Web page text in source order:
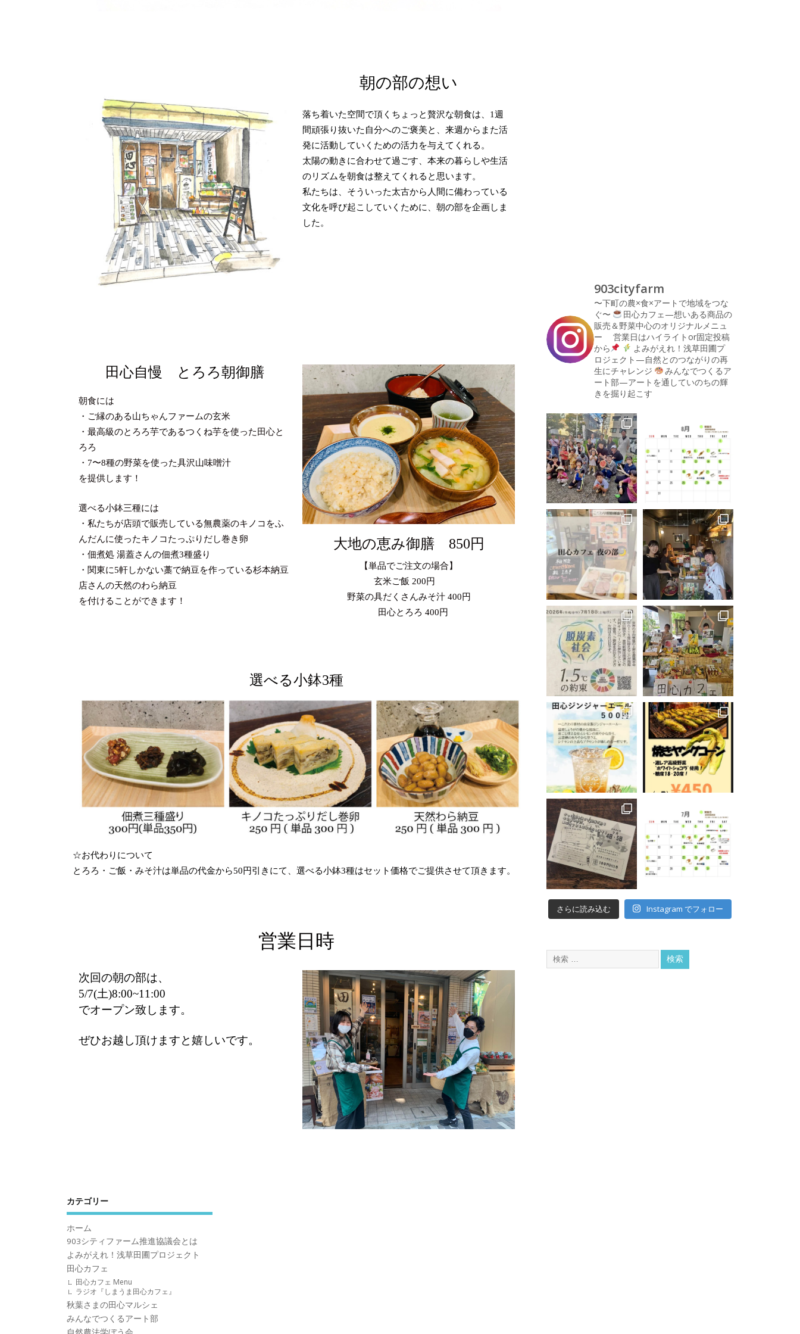
朝の部の想い
落ち着いた空間で頂くちょっと贅沢な朝食は、1週
間頑張り抜いた自分へのご褒美と、来週からまた活
発に活動していくための活力を与えてくれる。
太陽の動きに合わせて過ごす、本来の暮らしや生活
のリズムを朝食は整えてくれると思います。
私たちは、そういった太古から人間に備わっている
文化を呼び起こしていくために、朝の部を企画しま
した。
田心自慢 とろろ朝御膳
朝食には
・ご縁のある山ちゃんファームの玄米
・最高級のとろろ芋であるつくね芋を使った田心と
ろろ
・7〜8種の野菜を使った具沢山味噌汁
を提供します！
選べる小鉢三種には
・私たちが店頭で販売している無農薬のキノコをふ
んだんに使ったキノコ たっぷりだし巻き卵
・佃煮処 湯蓋さんの佃煮3種盛り
・関東に5軒しかない藁で納豆を作っている杉本納豆
店さんの天然のわら納豆
を付けることができます！
大地の恵み御膳 850円
【単品でご注文の場合】
玄米ご飯 200円
野菜の具だくさんみそ汁 400円
田心とろろ 400円
選べる小鉢3種
☆お代わりについて
とろろ・ご飯・みそ汁は単品の代金から50円引きにて、選べる小鉢3種はセット価格でご提供させて頂きます。
営業日時
次回の朝の部は、
5/7(土)8:00~11:00
でオープン致します。
ぜひお越し頂けますと嬉しいです。
903cityfarm
〜下町の農×食×アートで地域をつな
ぐ〜
田心カフェ—想いある商品の
販売＆野菜中心のオリジナルメニュ
ー 営業日はハイライトor固定投稿
から
よみがえれ！浅草田圃プ
ロジェクト—自然とのつながりの再
生にチャレンジ
みんなでつくるア
ート部—アートを通していのちの輝
きを掘り起こす
さらに読み込む Instagram でフォロー
カテゴリー
ホーム
903シティファーム推進協議会とは
よみがえれ！浅草田圃プロジェクト
田心カフェ
田心カフェ Menu
ラジオ『しまうま田心カフェ』
秋葉さまの田心マルシェ
みんなでつくるアート部